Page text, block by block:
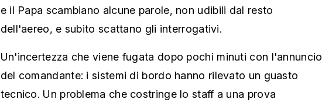
e il Papa scambiano alcune parole, non udibili dal resto
dell'aereo, e subito scattano gli interrogativi.
Un'incertezza che viene fugata dopo pochi minuti con l'annuncio
del comandante: i sistemi di bordo hanno rilevato un guasto
tecnico. Un problema che costringe lo staff a una prova